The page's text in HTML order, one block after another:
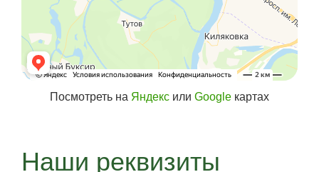
Посмотреть на Яндекс или Google картах
Наши реквизиты